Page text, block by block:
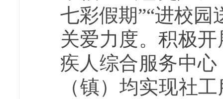
七彩假期”“进校
关爱力度。积极
疾人综合服务中
（镇）均实现社